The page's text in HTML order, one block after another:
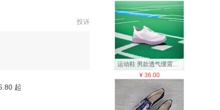
投诉
起
运动鞋 男款透气缓震跑步鞋
¥ 36.00